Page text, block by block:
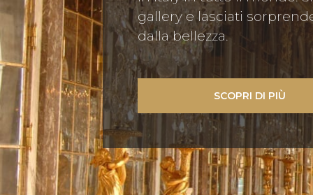
gallery e lasciati
dalla bellezza.
SCOPRI DI PIÙ